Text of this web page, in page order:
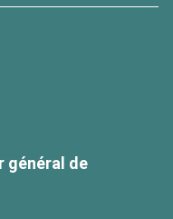
général de